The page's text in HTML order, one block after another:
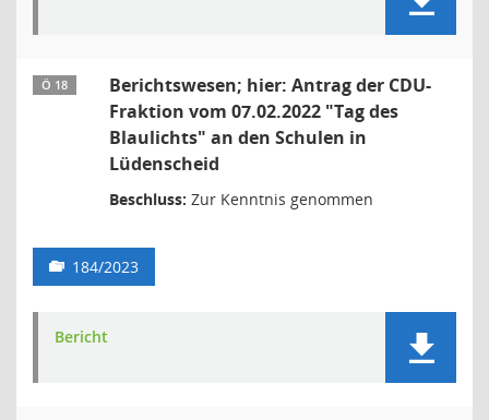
Ö 18
Berichtswesen; hier: Antrag der CDU-
Fraktion vom 07.02.2022 "Tag des
Blaulichts" an den Schulen in
Lüdenscheid
Beschluss: Zur Kenntnis genommen
184/2023
Bericht